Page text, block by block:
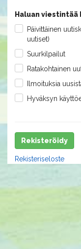
Haluan viestintää
Päivittäinen
uutiset)
Suurkilpailut
Ratakohtainen
Ilmoituksia
Hyväksyn
Rekisteröidy
Rekisteriseloste